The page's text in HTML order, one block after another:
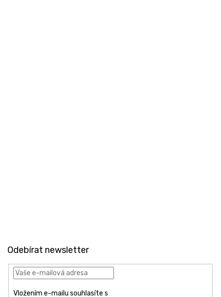
Odebírat newsletter
Vložením e-mailu souhlasíte s